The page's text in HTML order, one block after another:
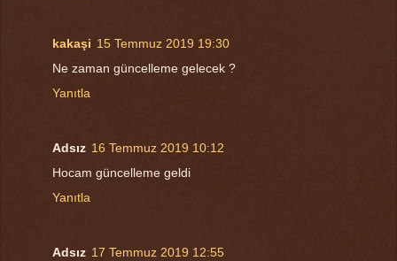
kakaşi 15 Temmuz 2019 19:30
Ne zaman güncelleme gelecek ?
Yanıtla
Adsız 16 Temmuz 2019 10:12
Hocam güncelleme geldi
Yanıtla
Adsız 17 Temmuz 2019 12:55